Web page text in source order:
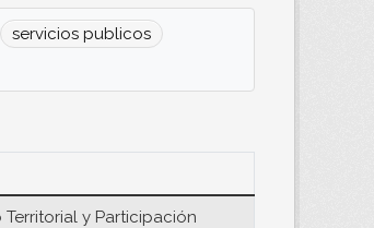
servicios publicos
y Participación